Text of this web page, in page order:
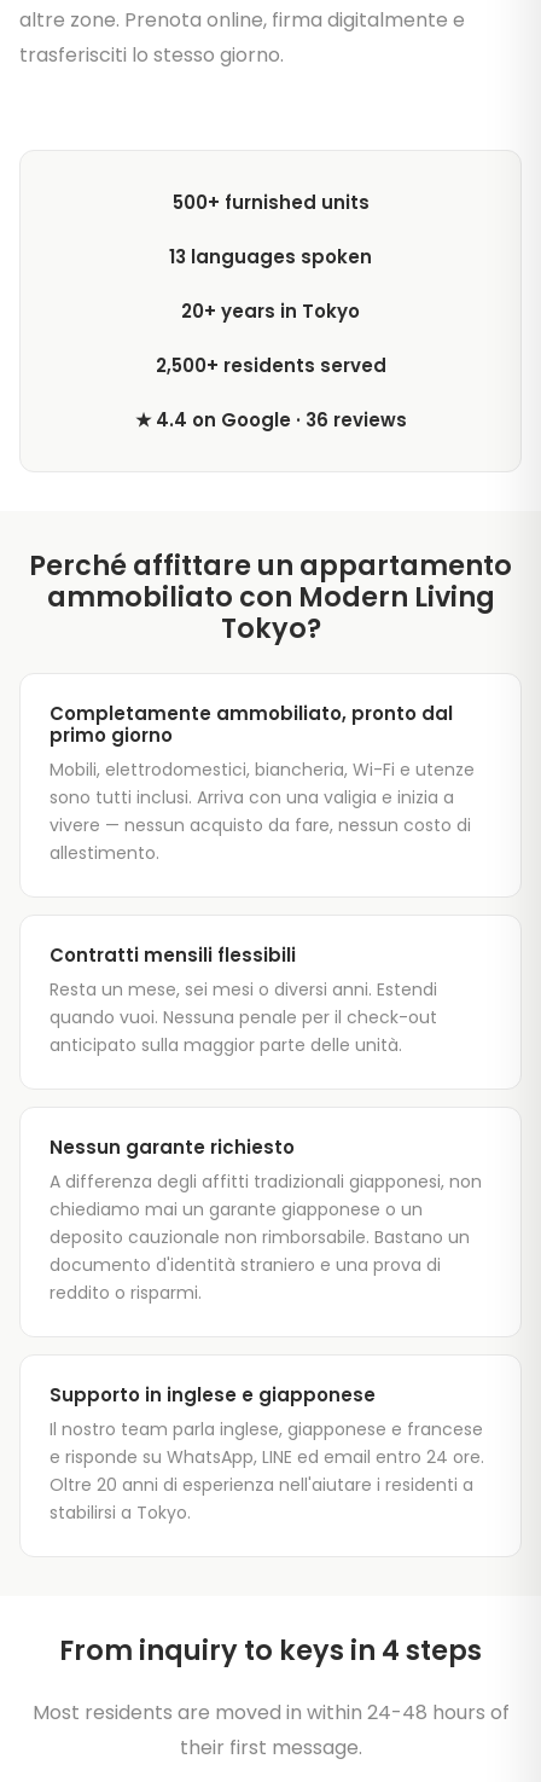
altre zone. Prenota online, firma digitalmente e
trasferisciti lo stesso giorno.
500+ furnished units
13 languages spoken
20+ years in Tokyo
2,500+ residents served
★ 4.4 on Google · 36 reviews
Perché affittare un appartamento
ammobiliato con Modern Living
Tokyo?
Completamente ammobiliato, pronto dal
primo giorno
Mobili, elettrodomestici, biancheria, Wi-Fi e utenze
sono tutti inclusi. Arriva con una valigia e inizia a
vivere — nessun acquisto da fare, nessun costo di
allestimento.
Contratti mensili flessibili
Resta un mese, sei mesi o diversi anni. Estendi
quando vuoi. Nessuna penale per il check-out
anticipato sulla maggior parte delle unità.
Nessun garante richiesto
A differenza degli affitti tradizionali giapponesi, non
chiediamo mai un garante giapponese o un
deposito cauzionale non rimborsabile. Bastano un
documento d'identità straniero e una prova di
reddito o risparmi.
Supporto in inglese e giapponese
Il nostro team parla inglese, giapponese e francese
e risponde su WhatsApp, LINE ed email entro 24 ore.
Oltre 20 anni di esperienza nell'aiutare i residenti a
stabilirsi a Tokyo.
From inquiry to keys in 4 steps
Most residents are moved in within 24-48 hours of
their first message.